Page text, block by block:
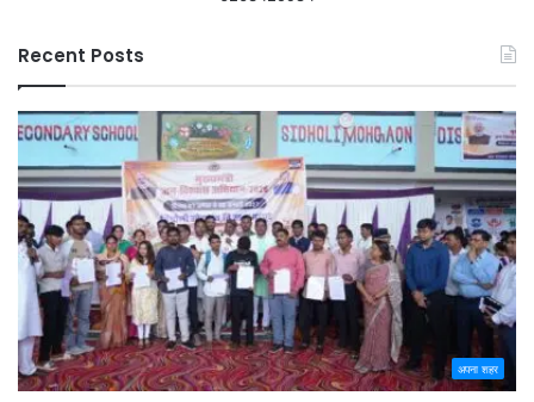
Recent Posts
अपना शहर